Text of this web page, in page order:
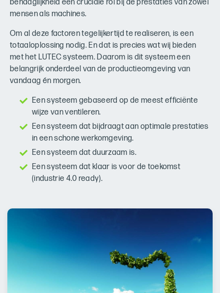
behaaglijkheid een cruciale rol bij de prestaties van zowel
mensen als machines.
Om al deze factoren tegelijkertijd te realiseren, is een
totaaloplossing nodig. En dat is precies wat wij bieden
met het LUTEC systeem. Daarom is dit systeem een
belangrijk onderdeel van de productieomgeving van
vandaag én morgen.
Een systeem gebaseerd op de meest efficiënte
wijze van ventileren.
Een systeem dat bijdraagt aan optimale prestaties
in een schone werkomgeving.
Een systeem dat duurzaam is.
Een systeem dat klaar is voor de toekomst
(industrie 4.0 ready).